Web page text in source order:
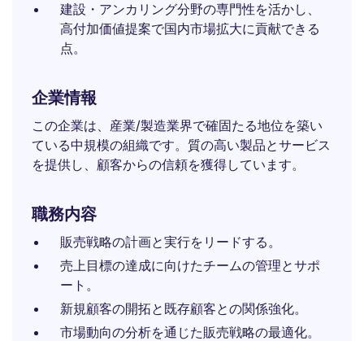
建設・アンカリング分野の専門性を活かし、
高付加価値提案で国内市場拡大に貢献できる
点。
企業情報
この企業は、産業/製造業界で確固たる地位を築い
ている中規模の組織です。質の高い製品とサービス
を提供し、顧客からの信頼を獲得しています。
職務内容
販売戦略の計画と実行をリードする。
売上目標の達成に向けたチームの管理とサポ
ート。
新規顧客の開拓と既存顧客との関係強化。
市場動向の分析を通じた販売戦略の最適化。